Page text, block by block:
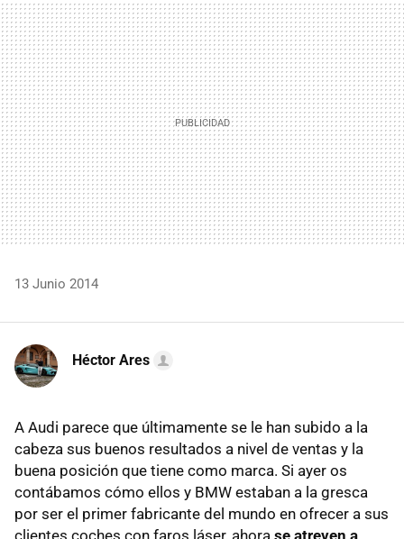
MAIL
13 Junio 2014
Héctor Ares
A Audi parece que últimamente se le han subido a la
cabeza sus buenos resultados a nivel de ventas y la
buena posición que tiene como marca. Si ayer os
contábamos cómo ellos y BMW estaban a la gresca
por ser el primer fabricante del mundo en ofrecer a sus
clientes coches con faros láser, ahora se atreven a